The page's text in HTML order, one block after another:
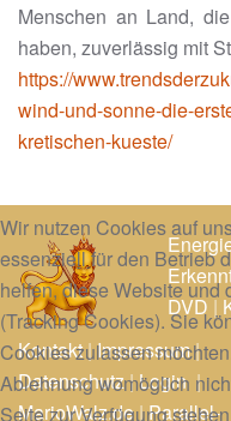
Menschen an Land,
haben, zuverlässig mit
https://
wind-und-sonne-die-
kretischen-kueste/
DVD|
Kontakt|Impressum|
Datenschutz|Login|
MarioWalz.de|Parallel-
Wir nutzen Cookies auf
essenziell für den Betrieb
helfen, diese Website und
(Tracking Cookies). Sie
Cookies zulassen
Ablehnung womöglich
Seite zur Verfügung